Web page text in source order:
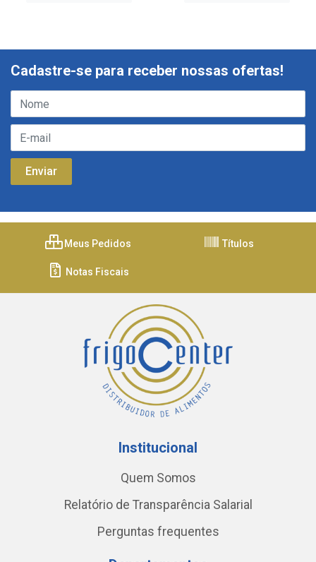
Cadastre-se para receber nossas ofertas!
Meus Pedidos Títulos
Notas Fiscais
Institucional
Quem Somos
Relatório de Transparência Salarial
Perguntas frequentes